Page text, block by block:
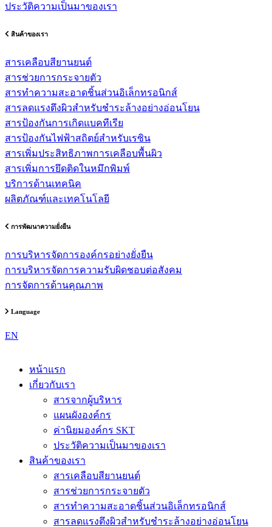
ประวัติความเป็นมาของเรา
สินค้าของเรา
สารเคลือบสียานยนต์
สารช่วยการกระจายตัว
สารทำความสะอาดชิ้นส่วนอิเล็กทรอนิกส์
สารลดแรงตึงผิวสำหรับชำระล้างอย่างอ่อนโยน
สารป้องกันการเกิดแบคทีเรีย
สารป้องกันไฟฟ้าสถิตย์สำหรับเรซิน
สารเพิ่มประสิทธิภาพการเคลือบพื้นผิว
สารเพิ่มการยึดติดในหมึกพิมพ์
บริการด้านเทคนิค
ผลิตภัณฑ์และเทคโนโลยี
การพัฒนาความยั่งยืน
การบริหารจัดการองค์กรอย่างยั่งยืน
การบริหารจัดการความรับผิดชอบต่อสังคม
การจัดการด้านคุณภาพ
Language
EN
หน้าแรก
เกี่ยวกับเรา
สารจากผู้บริหาร
แผนผังองค์กร
ค่านิยมองค์กร SKT
ประวัติความเป็นมาของเรา
สินค้าของเรา
สารเคลือบสียานยนต์
สารช่วยการกระจายตัว
สารทำความสะอาดชิ้นส่วนอิเล็กทรอนิกส์
สารลดแรงตึงผิวสำหรับชำระล้างอย่างอ่อนโยน